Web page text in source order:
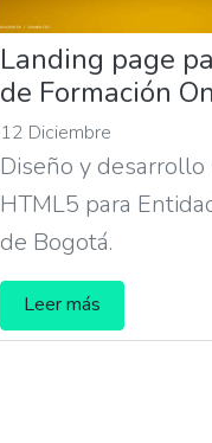
Landing page
de Formación
12 Diciembre
Diseño y
HTML5 para
de Bogotá.
Leer más